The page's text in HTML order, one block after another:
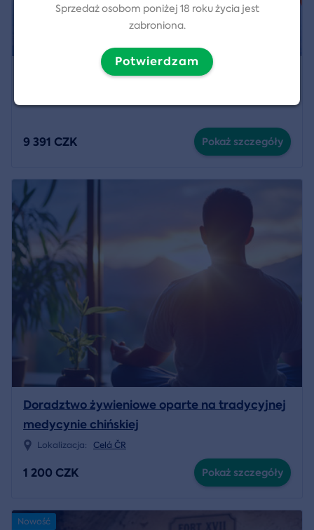
Skok w tandemie z wysokości 6 kilometrów
9 391 CZK Pokaż szczegóły
Doradztwo żywieniowe oparte na tradycyjnej
medycynie chińskiej
Lokalizacja: Celá ČR
1 200 CZK Pokaż szczegóły
Nowość
Sprzedaż osobom poniżej 18 roku życia jest
zabroniona.
Potwierdzam